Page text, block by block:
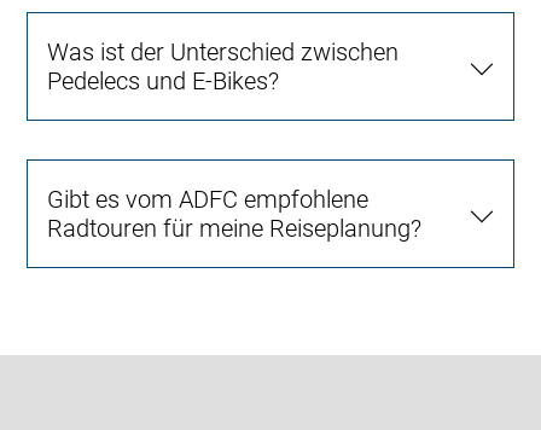
Was ist der Unterschied zwischen
Pedelecs und E-Bikes?
Gibt es vom ADFC empfohlene
Radtouren für meine Reiseplanung?